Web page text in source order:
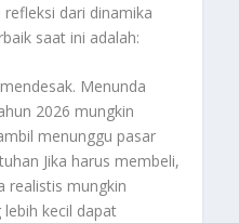
dari dinamika
saat ini adalah:
Menunda
2026 mungkin
menunggu pasar
Jika harus membeli,
realistis mungkin
kecil dapat